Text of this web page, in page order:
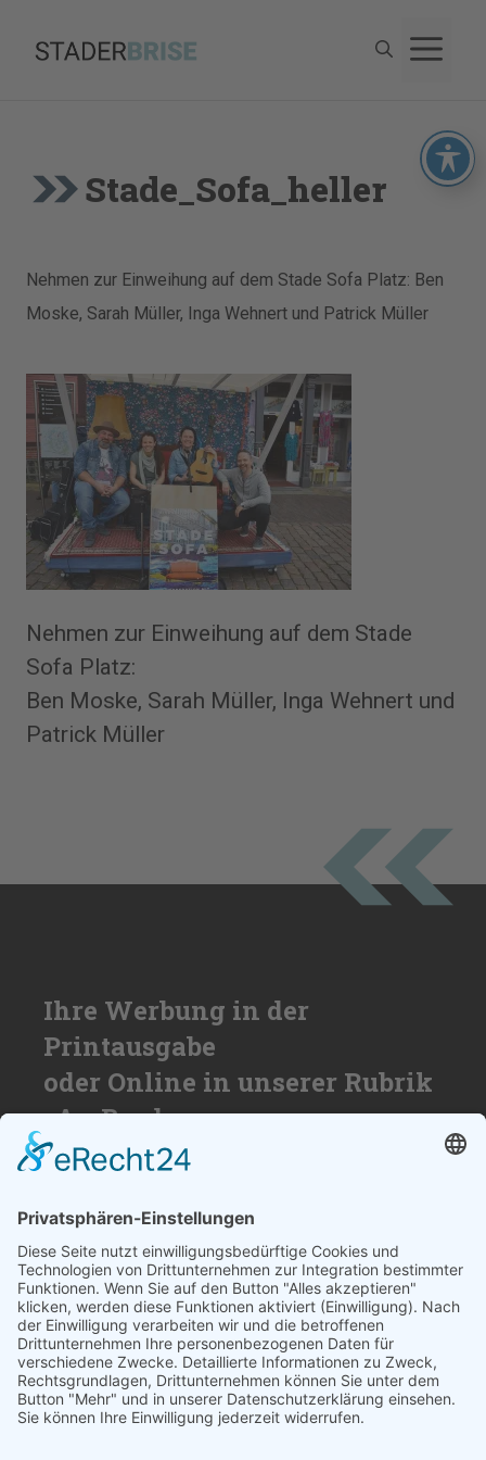
Inhalt
Stade_Sofa_heller
Nehmen zur Einweihung auf dem Stade Sofa Platz: Ben
Moske, Sarah Müller, Inga Wehnert und Patrick Müller
Nehmen zur Einweihung auf dem Stade
Sofa Platz:
Ben Moske, Sarah Müller, Inga Wehnert und
Patrick Müller
Ihre Werbung in der
Printausgabe
oder Online in unserer Rubrik
»An Bord«
Nutzen Sie die Reichweite von über
50.000 Haushalten für Ihren Erfolg. Wir
beraten Sie gerne und erstellen ihnen ein
individuelles Angebot.
SCHREIBEN SIE UNS